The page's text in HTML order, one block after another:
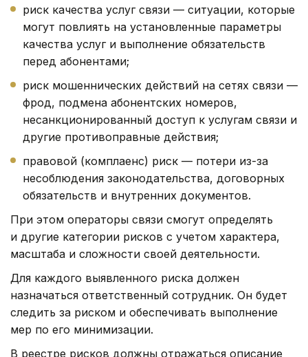
риск качества услуг связи — ситуации, которые
могут повлиять на установленные параметры
качества услуг и выполнение обязательств
перед абонентами;
риск мошеннических действий на сетях связи —
фрод, подмена абонентских номеров,
несанкционированный доступ к услугам связи и
другие противоправные действия;
правовой (комплаенс) риск — потери из-за
несоблюдения законодательства, договорных
обязательств и внутренних документов.
При этом операторы связи смогут определять
и другие категории рисков с учетом характера,
масштаба и сложности своей деятельности.
Для каждого выявленного риска должен
назначаться ответственный сотрудник. Он будет
следить за риском и обеспечивать выполнение
мер по его минимизации.
В реестре рисков должны отражаться описание